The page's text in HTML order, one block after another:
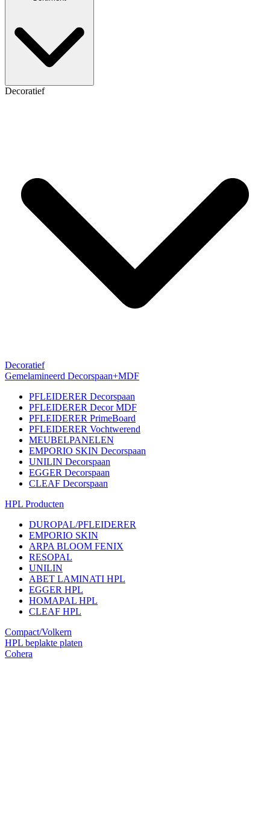
Decoratief
Decoratief
Gemelamineerd Decorspaan+MDF
PFLEIDERER Decorspaan
PFLEIDERER Decor MDF
PFLEIDERER PrimeBoard
PFLEIDERER Vochtwerend
MEUBELPANELEN
EMPORIO SKIN Decorspaan
UNILIN Decorspaan
EGGER Decorspaan
CLEAF Decorspaan
HPL Producten
DUROPAL/PFLEIDERER
EMPORIO SKIN
ARPA BLOOM FENIX
RESOPAL
UNILIN
ABET LAMINATI HPL
EGGER HPL
HOMAPAL HPL
CLEAF HPL
Compact/Volkern
HPL beplakte platen
Cohera